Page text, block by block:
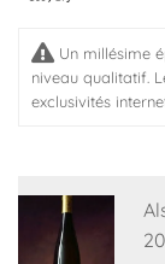
Un millésime
niveau qualitatif.
exclusivités